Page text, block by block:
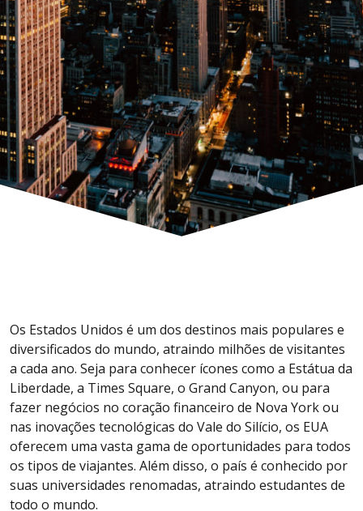
Os Estados Unidos é um dos destinos mais populares e
diversificados do mundo, atraindo milhões de visitantes
a cada ano. Seja para conhecer ícones como a Estátua da
Liberdade, a Times Square, o Grand Canyon, ou para
fazer negócios no coração financeiro de Nova York ou
nas inovações tecnológicas do Vale do Silício, os EUA
oferecem uma vasta gama de oportunidades para todos
os tipos de viajantes. Além disso, o país é conhecido por
suas universidades renomadas, atraindo estudantes de
todo o mundo.